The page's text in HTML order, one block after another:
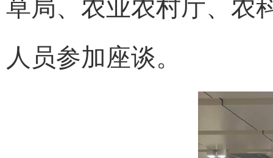
草局、农业农村厅、农
人员参加座谈。